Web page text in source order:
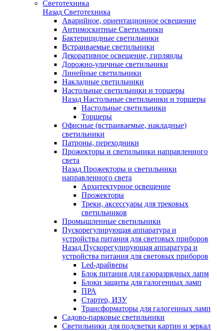
Светотехника
Назад Светотехника
Аварийное, ориентационное освещение
Антимоскитные Светильники
Бактерицидные светильники
Встраиваемые светильники
Декоративное освещение, гирлянды
Дорожно-уличные светильники
Линейные светильники
Накладные светильники
Настольные светильники и торшеры
Назад Настольные светильники и торшеры
Настольные светильники
Торшеры
Офисные (встраиваемые, накладные)
светильники
Патроны, переходники
Прожекторы и светильники направленного
света
Назад Прожекторы и светильники
направленного света
Архитектурное освещение
Прожекторы
Треки, аксессуары для трековых
светильников
Промышленные светильники
Пускорегулирующая аппаратура и
устройства питания для световых приборов
Назад Пускорегулирующая аппаратура и
устройства питания для световых приборов
Led-драйверы
Блок питания для газоразрядных лапм
Блоки защиты для галогенных ламп
ПРА
Стартер, ИЗУ
Трансформаторы для галогенных ламп
Садово-парковые светильники
Светильники для подсветки картин и зеркал